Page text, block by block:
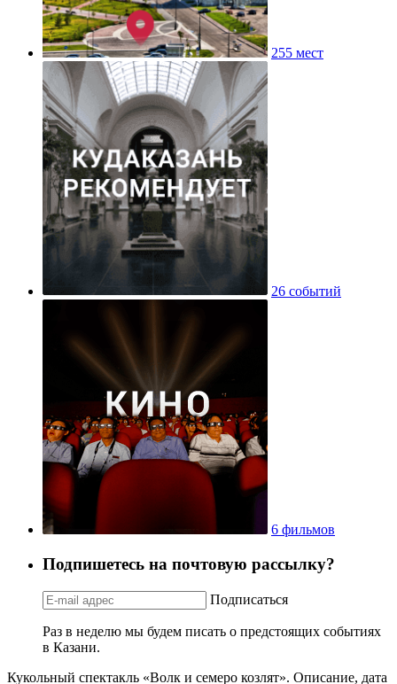
255 мест
26 событий
6 фильмов
Подпишетесь на почтовую рассылку?
Подписаться
Раз в неделю мы будем писать о предстоящих событиях
в Казани.
Кукольный спектакль «Волк и семеро козлят». Описание, дата